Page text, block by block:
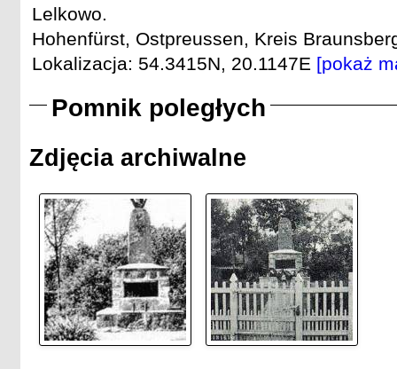
Lelkowo.
Hohenfürst, Ostpreussen, Kreis
Lokalizacja: 54.3415N, 20.1147E [pokaż
Pomnik poległych
Zdjęcia archiwalne